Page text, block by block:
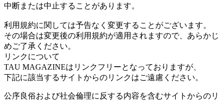
中断または中止することがあります。
利用規約に関しては予告なく変更することがございます。
その場合は変更後の利用規約が適用されますので、あらかじ
めご了承ください。
リンクについて
TAU MAGAZINEはリンクフリーとなっておりますが、
下記に該当するサイトからのリンクはご遠慮ください。
公序良俗および社会倫理に反する内容を含むサイトからのリ